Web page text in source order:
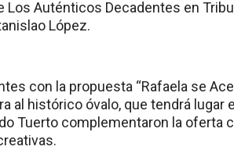
Los Auténticos Decadentes en
López.
con la propuesta “Rafaela se
al histórico óvalo, que tendrá lugar
Tuerto complementaron la oferta